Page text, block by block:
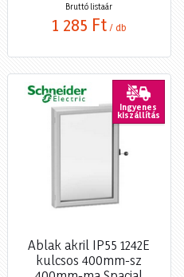
Bruttó listaár
1 285 Ft / db
Ingyenes
kiszállítás
Ablak akril IP55 1242E
kulcsos 400mm-sz